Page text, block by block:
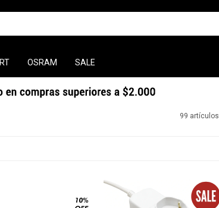
OSRAM SALE
99 artículos